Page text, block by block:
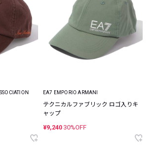
EA7 EMPORIO ARMANI
テクニカルファブリック ロゴ入りキ
ャップ
¥9,240 30%OFF